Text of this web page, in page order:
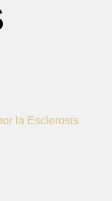
la Esclerosis